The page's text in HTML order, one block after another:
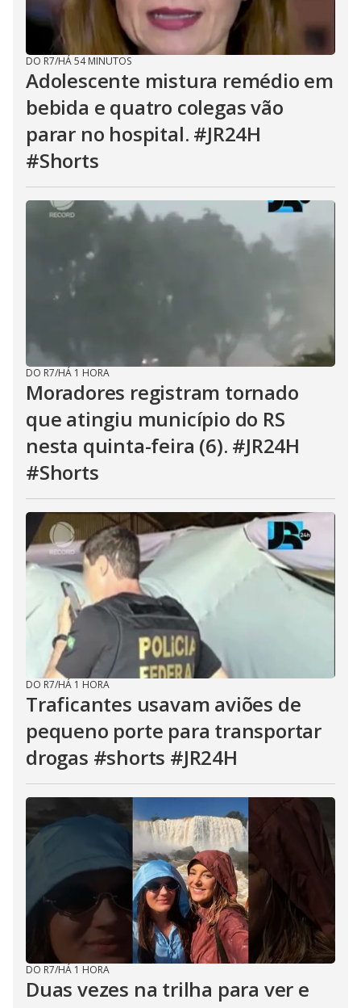
DO R7/HÁ 54 MINUTOS
Adolescente mistura remédio em
bebida e quatro colegas vão
parar no hospital. #JR24H
#Shorts
DO R7/HÁ 1 HORA
Moradores registram tornado
que atingiu município do RS
nesta quinta-feira (6). #JR24H
#Shorts
DO R7/HÁ 1 HORA
Traficantes usavam aviões de
pequeno porte para transportar
drogas #shorts #JR24H
DO R7/HÁ 1 HORA
Duas vezes na trilha para ver e